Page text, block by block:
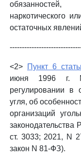
наркотического
остаточных
<2> Пункт 6
июня 1996 г.
регулировании в
угля, об
организаций
законодательства
ст. 3033; 2021, N
закон N 81-ФЗ).